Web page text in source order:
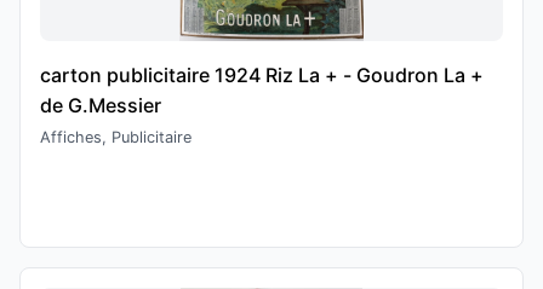
carton publicitaire 1924 Riz La + - Goudron La +
de G.Messier
Affiches, Publicitaire